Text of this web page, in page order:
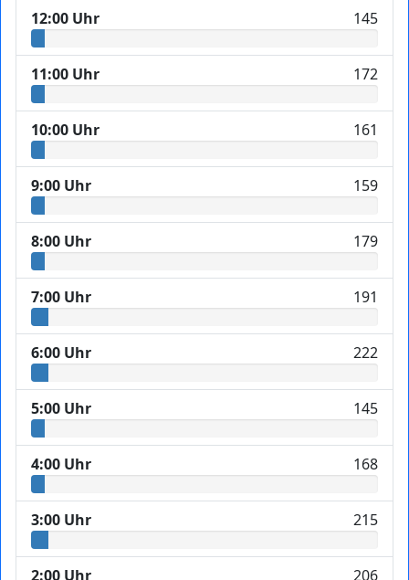
12:00 Uhr 145
11:00 Uhr 172
10:00 Uhr 161
9:00 Uhr 159
8:00 Uhr 179
7:00 Uhr 191
6:00 Uhr 222
5:00 Uhr 145
4:00 Uhr 168
3:00 Uhr 215
2:00 Uhr 206